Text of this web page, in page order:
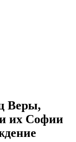
Веры,
их Софии